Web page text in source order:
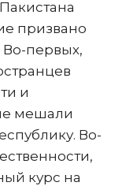
призвано
Во-первых,
и
мешали
Во-
курс на